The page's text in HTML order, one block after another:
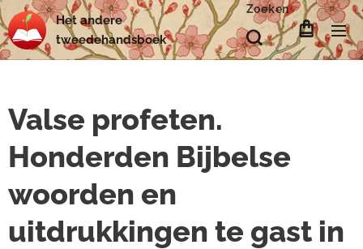
Hetandere
tweedehandsboek
Zoeken
Valse profeten.
Honderden Bijbelse
woorden en
uitdrukkingen te gast in